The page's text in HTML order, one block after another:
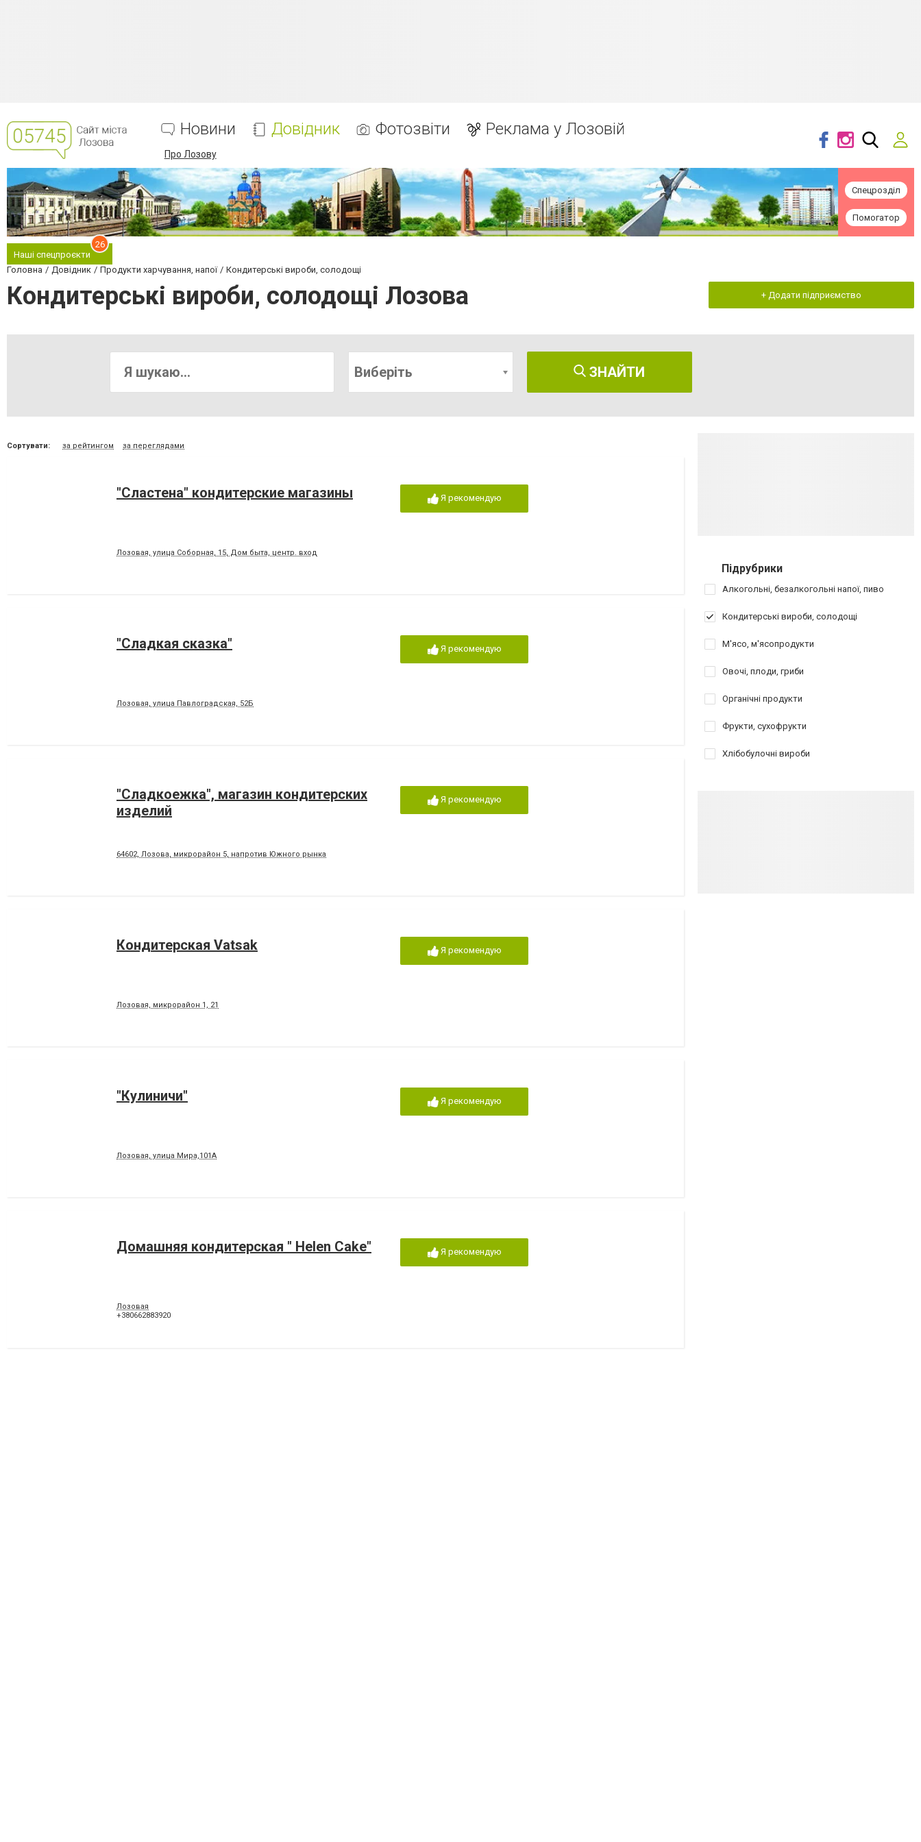
Новини Довідник Фотозвіти Реклама у Лозовій
Про Лозову
Спецрозділ
Помогатор
Наші спецпроєкти
26
Головна Довідник Продукти харчування, напої Кондитерські вироби, солодощі
Кондитерські вироби, солодощі Лозова + Додати підприємство
Виберіть ЗНАЙТИ
Сортувати: за рейтингом за переглядами
"Сластена" кондитерские магазины
Лозовая, улица Соборная, 15, Дом быта, центр. вход
Я рекомендую
"Сладкая сказка"
Лозовая, улица Павлоградская, 52Б
Я рекомендую
"Сладкоежка", магазин кондитерских
изделий
64602, Лозова, микрорайон 5, напротив Южного рынка
Я рекомендую
Кондитерская Vatsak
Лозовая, микрорайон 1, 21
Я рекомендую
"Кулиничи"
Лозовая, улица Мира,101А
Я рекомендую
Домашняя кондитерская " Helen Cake"
Лозовая
+380662883920
Я рекомендую
Підрубрики
Алкогольні, безалкогольні напої, пиво
Кондитерські вироби, солодощі
М'ясо, м'ясопродукти
Овочі, плоди, гриби
Органічні продукти
Фрукти, сухофрукти
Хлібобулочні вироби